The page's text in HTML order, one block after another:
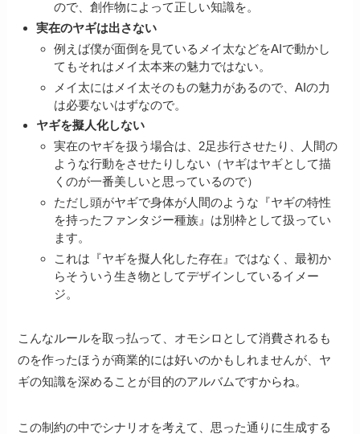
ので、創作物によって正しい知識を。
実在のヤギは出さない
例えば僕が面倒を見ているメイ太などをAIで動かし
てもそれはメイ太本来の魅力ではない。
メイ太にはメイ太そのもの魅力があるので、AIの力
は必要ないはずなので。
ヤギを擬人化しない
実在のヤギを扱う場合は、2足歩行させたり、人間の
ような行動をさせたりしない（ヤギはヤギとして描
くのが一番美しいと思っているので）
ただし頭がヤギで身体が人間のような『ヤギの特性
を持ったファンタジー種族』は別枠として扱ってい
ます。
これは『ヤギを擬人化した存在』ではなく、最初か
らそういう生き物としてデザインしているイメー
ジ。
こんなルールを取っ払って、オモシロとして消費されるも
のを作ったほうが商業的には好いのかもしれませんが、ヤ
ギの知識を深めることが目的のアルバムですからね。
この制約の中でシナリオを考えて、思った通りに生成する